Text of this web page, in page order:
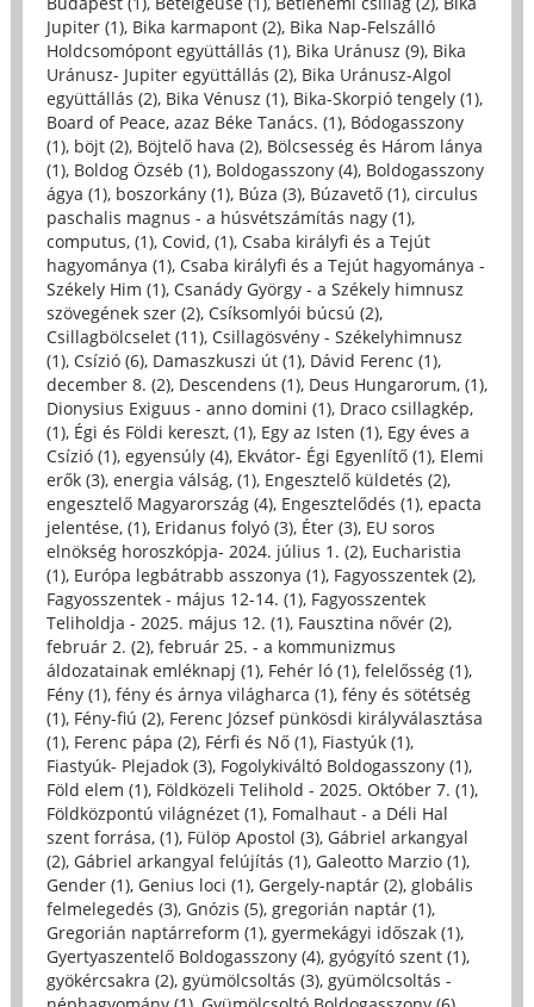
Jupiter (1), Bika karmapont (2), Bika Nap-Felszálló
Holdcsomópont együttállás (1), Bika Uránusz (9), Bika
Uránusz- Jupiter együttállás (2), Bika Uránusz-Algol
együttállás (2), Bika Vénusz (1), Bika-Skorpió tengely (1),
Board of Peace, azaz Béke Tanács. (1), Bódogasszony
(1), böjt (2), Böjtelő hava (2), Bölcsesség és Három lánya
(1), Boldog Özséb (1), Boldogasszony (4), Boldogasszony
ágya (1), boszorkány (1), Búza (3), Búzavető (1), circulus
paschalis magnus - a húsvétszámítás nagy (1),
computus, (1), Covid, (1), Csaba királyfi és a Tejút
hagyománya (1), Csaba királyfi és a Tejút hagyománya -
Székely Him (1), Csanády György - a Székely himnusz
szövegének szer (2), Csíksomlyói búcsú (2),
Csillagbölcselet (11), Csillagösvény - Székelyhimnusz
(1), Csízió (6), Damaszkuszi út (1), Dávid Ferenc (1),
december 8. (2), Descendens (1), Deus Hungarorum, (1),
Dionysius Exiguus - anno domini (1), Draco csillagkép,
(1), Égi és Földi kereszt, (1), Egy az Isten (1), Egy éves a
Csízió (1), egyensúly (4), Ekvátor- Égi Egyenlítő (1), Elemi
erők (3), energia válság, (1), Engesztelő küldetés (2),
engesztelő Magyarország (4), Engesztelődés (1), epacta
jelentése, (1), Eridanus folyó (3), Éter (3), EU soros
elnökség horoszkópja- 2024. július 1. (2), Eucharistia
(1), Európa legbátrabb asszonya (1), Fagyosszentek (2),
Fagyosszentek - május 12-14. (1), Fagyosszentek
Teliholdja - 2025. május 12. (1), Fausztina nővér (2),
február 2. (2), február 25. - a kommunizmus
áldozatainak emléknapj (1), Fehér ló (1), felelősség (1),
Fény (1), fény és árnya világharca (1), fény és sötétség
(1), Fény-fiú (2), Ferenc József pünkösdi királyválasztása
(1), Ferenc pápa (2), Férfi és Nő (1), Fiastyúk (1),
Fiastyúk- Plejadok (3), Fogolykiváltó Boldogasszony (1),
Föld elem (1), Földközeli Telihold - 2025. Október 7. (1),
Földközpontú világnézet (1), Fomalhaut - a Déli Hal
szent forrása, (1), Fülöp Apostol (3), Gábriel arkangyal
(2), Gábriel arkangyal felújítás (1), Galeotto Marzio (1),
Gender (1), Genius loci (1), Gergely-naptár (2), globális
felmelegedés (3), Gnózis (5), gregorián naptár (1),
Gregorián naptárreform (1), gyermekágyi időszak (1),
Gyertyaszentelő Boldogasszony (4), gyógyító szent (1),
gyökércsakra (2), gyümölcsoltás (3), gyümölcsoltás -